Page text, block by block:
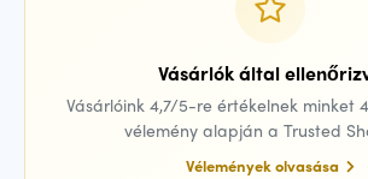
Vásárlók által
Vásárlóink 4,7/5-re értékelnek minket
vélemény alapján a Trusted
Vélemények olvasása